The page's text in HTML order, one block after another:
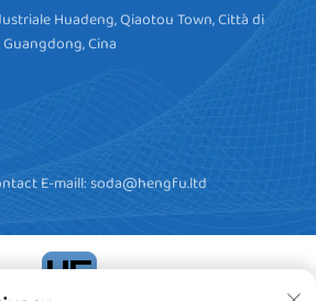
Huadeng, Qiaotou Town, Città di
Cina
E-maill:soda@hengfu.ltd